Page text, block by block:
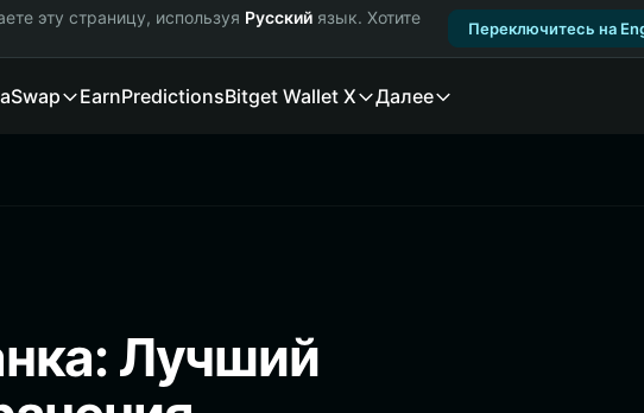
эту страницу, используя Русский язык. Хотите
Переключитесь на
Swap EarnPredictionsBitget Wallet X Далее
Лучший